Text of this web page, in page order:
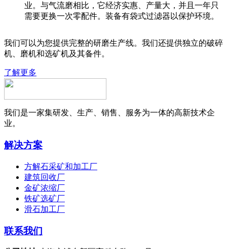
业。与气流磨相比，它经济实惠、产量大，并且一年只
需要更换一次零配件。装备有袋式过滤器以保护环境。
我们可以为您提供完整的研磨生产线。我们还提供独立的破碎
机、磨机和选矿机及其备件。
了解更多
我们是一家集研发、生产、销售、服务为一体的高新技术企
业。
解决方案
方解石采矿和加工厂
建筑回收厂
金矿浓缩厂
铁矿选矿厂
滑石加工厂
联系我们